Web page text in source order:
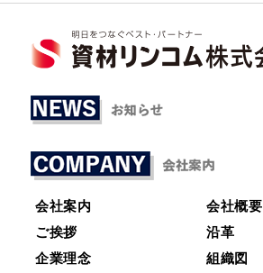
会社案内
ご挨拶
企業理念
会社概要
沿革
組織図